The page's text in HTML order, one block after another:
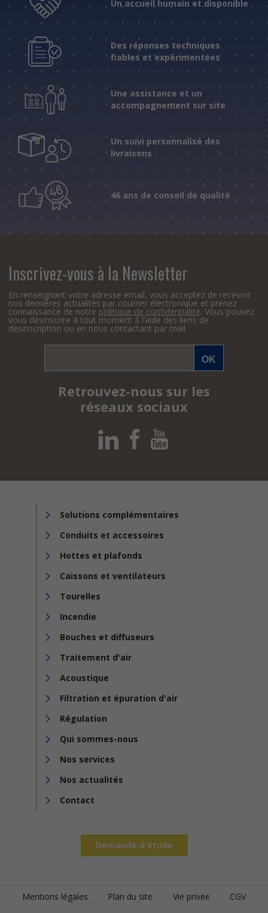
Un accueil humain et disponible
Des réponses techniques
fiables et expérimentées
Une assistance et un
accompagnement sur site
Un suivi personnalisé des
livraisons
46 ans de conseil de qualité
Inscrivez-vous à la Newsletter
En renseignant votre adresse email, vous acceptez de recevoir
nos dernières actualités par courrier électronique et prenez
connaissance de notre politique de confidentialité. Vous pouvez
vous désinscrire à tout moment à l’aide des liens de
desinscription ou en nous contactant par mail
Retrouvez-nous sur les
réseaux sociaux
Solutions complémentaires
Conduits et accessoires
Hottes et plafonds
Caissons et ventilateurs
Tourelles
Incendie
Bouches et diffuseurs
Traitement d'air
Acoustique
Filtration et épuration d'air
Régulation
Qui sommes-nous
Nos services
Nos actualités
Contact
Demande d'étude
Footer
Mentions légales Plan du site Vie privée
CGV